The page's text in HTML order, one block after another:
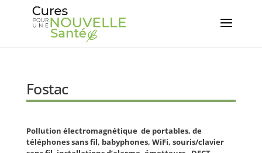
Fostac
Pollution électromagnétique de portables, de
téléphones sans fil, babyphones, WiFi, souris/clavier